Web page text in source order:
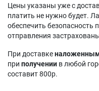
(Single Lamp)
Panasonic PT-
D5700E
Panasonic PT-
Lamp)
Panasonic PT-
D5700EL
Цены указаны уже с
платить не нужно будет.
обеспечить безопасность
отправления
При доставке
при получении в любой
составит 800р.